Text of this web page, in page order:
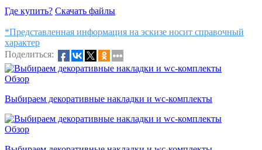
Где купить? Скачать файлы
*Представленная информация на эскизе носит справочный
характер
Поделиться:
Обзор
Выбираем декоративные накладки и wc-комплекты
Обзор